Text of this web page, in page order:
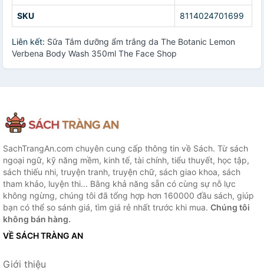
SKU 8114024701699
Liên kết: Sữa Tắm dưỡng ẩm trắng da The Botanic Lemon
Verbena Body Wash 350ml The Face Shop
SachTrangAn.com chuyên cung cấp thông tin về Sách. Từ sách
ngoại ngữ, kỹ năng mềm, kinh tế, tài chính, tiểu thuyết, học tập,
sách thiếu nhi, truyện tranh, truyện chữ, sách giao khoa, sách
tham khảo, luyện thi... Bằng khả năng sẵn có cùng sự nỗ lực
không ngừng, chúng tôi đã tổng hợp hơn 160000 đầu sách, giúp
bạn có thể so sánh giá, tìm giá rẻ nhất trước khi mua. Chúng tôi
không bán hàng.
VỀ SÁCH TRÀNG AN
Giới thiệu